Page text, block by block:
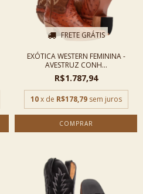
FRETE GRÁTIS
EXÓTICA WESTERN FEMININA -
AVESTRUZ CONH...
R$1.787,94
10 x de R$178,79 sem juros
COMPRAR